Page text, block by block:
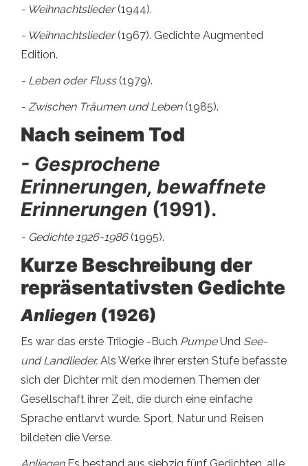
- Weihnachtslieder(1944).
- Weihnachtslieder(1967). Gedichte Augmented
Edition.
- Leben oder Fluss (1979).
- Zwischen Träumen und Leben (1985).
Nach seinem Tod
- Gesprochene
Erinnerungen, bewaffnete
Erinnerungen (1991).
- Gedichte 1926-1986 (1995).
Kurze Beschreibung der
repräsentativsten Gedichte
Anliegen (1926)
Es war das erste Trilogie -Buch PumpeUnd See-
und Landlieder.Als Werke ihrer ersten Stufe befasste
sich der Dichter mit den modernen Themen der
Gesellschaft ihrer Zeit, die durch eine einfache
Sprache entlarvt wurde. Sport, Natur und Reisen
bildeten die Verse.